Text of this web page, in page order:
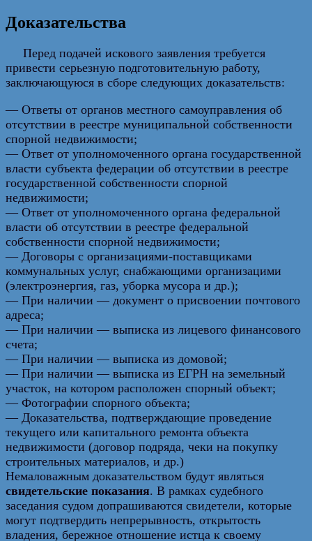
Доказательства
Перед подачей искового заявления требуется
привести серьезную подготовительную работу,
заключающуюся в сборе следующих доказательств:
— Ответы от органов местного самоуправления об
отсутствии в реестре муниципальной собственности
спорной недвижимости;
— Ответ от уполномоченного органа государственной
власти субъекта федерации об отсутствии в реестре
государственной собственности спорной
недвижимости;
— Ответ от уполномоченного органа федеральной
власти об отсутствии в реестре федеральной
собственности спорной недвижимости;
— Договоры с организациями-поставщиками
коммунальных услуг, снабжающими организацими
(электроэнергия, газ, уборка мусора и др.);
— При наличии — документ о присвоении почтового
адреса;
— При наличии — выписка из лицевого финансового
счета;
— При наличии — выписка из домовой;
— При наличии — выписка из ЕГРН на земельный
участок, на котором расположен спорный объект;
— Фотографии спорного объекта;
— Доказательства, подтверждающие проведение
текущего или капитального ремонта объекта
недвижимости (договор подряда, чеки на покупку
строительных материалов, и др.)
Немаловажным доказательством будут являться
свидетельские показания. В рамках судебного
заседания судом допрашиваются свидетели, которые
могут подтвердить непрерывность, открытость
владения, бережное отношение истца к своему